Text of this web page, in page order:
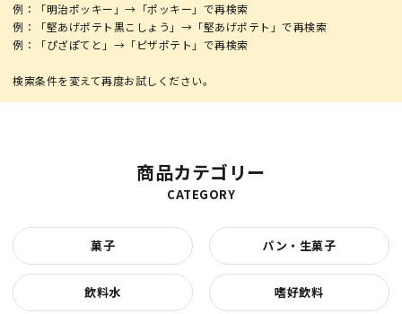
例：「明治ポッキー」→「ポッキー」で再検索
例：「堅あげポテト黒こしょう」→「堅あげポテト」で再検索
例：「ぴざぽてと」→「ピザポテト」で再検索
商品カテゴリー
CATEGORY
菓子 パン・生菓子
飲料水 嗜好飲料